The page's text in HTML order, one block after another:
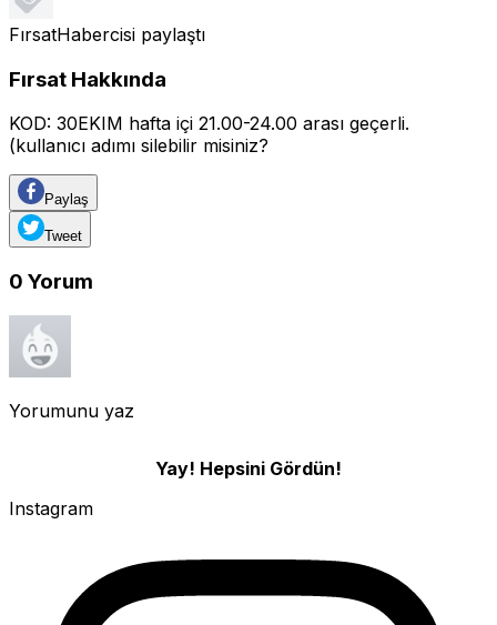
FırsatHabercisi paylaştı
Fırsat Hakkında
KOD: 30EKIM hafta içi 21.00-24.00 arası geçerli.
(kullanıcı adımı silebilir misiniz?
Paylaş
Tweet
0 Yorum
Yorumunu yaz
Yay! Hepsini Gördün!
Instagram